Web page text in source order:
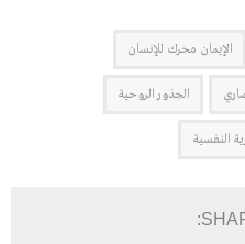
الإيمان محرك للإنسان
الجذور الروحية
النفسية